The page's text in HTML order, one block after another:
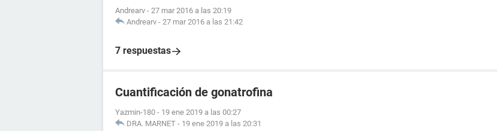
Andrearv - 27 mar 2016 a las 20:19
Andrearv - 27 mar 2016 a las 21:42
7 respuestas
Cuantificación de gonatrofina
Yazmin-180 - 19 ene 2019 a las 00:27
DRA. MARNET - 19 ene 2019 a las 20:31